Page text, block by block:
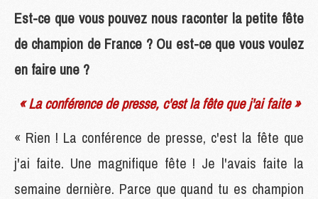
Est-ce que vous pouvez nous raconter la petite fête
de champion de France ? Ou est-ce que vous voulez
en faire une ?
« La conférence de presse, c'est la fête que j'ai faite »
« Rien ! La conférence de presse, c'est la fête que
j'ai faite. Une magnifique fête ! Je l'avais faite la
semaine dernière. Parce que quand tu es champion